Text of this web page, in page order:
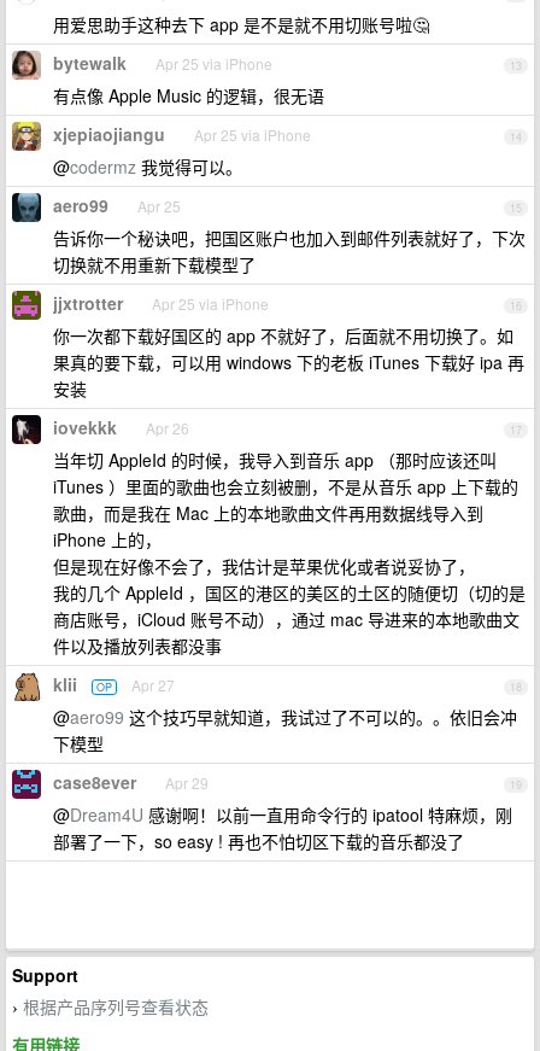
用爱思助手这种去下 app 是不是就不用切账号啦🤔
13
bytewalk Apr 25 via iPhone
有点像 Apple Music 的逻辑，很无语
14
xjepiaojiangu Apr 25 via iPhone
@codermz 我觉得可以。
15
aero99 Apr 25
告诉你一个秘诀吧，把国区账户也加入到邮件列表就好了，下次
切换就不用重新下载模型了
16
jjxtrotter Apr 25 via iPhone
你一次都下载好国区的 app 不就好了，后面就不用切换了。如
果真的要下载，可以用 windows 下的老板 iTunes 下载好 ipa 再
安装
17
iovekkk Apr 26
当年切 AppleId 的时候，我导入到音乐 app （那时应该还叫
iTunes ）里面的歌曲也会立刻被删，不是从音乐 app 上下载的
歌曲，而是我在 Mac 上的本地歌曲文件再用数据线导入到
iPhone 上的，
但是现在好像不会了，我估计是苹果优化或者说妥协了，
我的几个 AppleId ，国区的港区的美区的土区的随便切（切的是
商店账号，iCloud 账号不动），通过 mac 导进来的本地歌曲文
件以及播放列表都没事
18
klii OP Apr 27
@aero99 这个技巧早就知道，我试过了不可以的。。依旧会冲
下模型
19
case8ever Apr 29
@Dream4U 感谢啊！以前一直用命令行的 ipatool 特麻烦，刚
部署了一下，so easy ! 再也不怕切区下载的音乐都没了
Support
› 根据产品序列号查看状态
有用链接